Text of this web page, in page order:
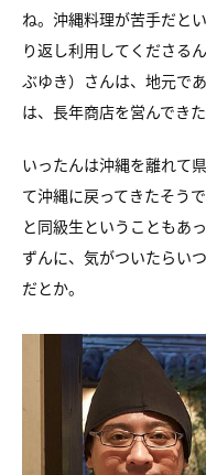
ね。沖縄料理が苦手だとい
り返し利用してくださるん
ぶゆき）さんは、地元で
は、長年商店を営んできた
いったんは沖縄を離れて
て沖縄に戻ってきたそうで
と同級生ということもあっ
ずんに、 気がついたらい
だとか。